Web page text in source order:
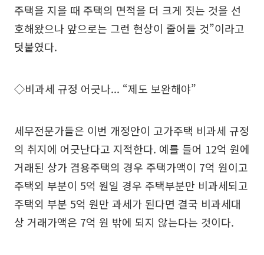
주택을 지을 때 주택의 면적을 더 크게 짓는 것을 선
호해왔으나 앞으로는 그런 현상이 줄어들 것”이라고
덧붙였다.
◇비과세 규정 어긋나... “제도 보완해야”
세무전문가들은 이번 개정안이 고가주택 비과세 규정
의 취지에 어긋난다고 지적한다. 예를 들어 12억 원에
거래된 상가 겸용주택의 경우 주택가액이 7억 원이고
주택외 부분이 5억 원일 경우 주택부분만 비과세되고
주택외 부분 5억 원만 과세가 된다면 결국 비과세대
상 거래가액은 7억 원 밖에 되지 않는다는 것이다.